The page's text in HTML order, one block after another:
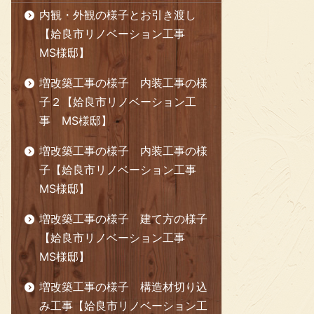
内観・外観の様子とお引き渡し
【姶良市リノベーション工事
ⅯS様邸】
増改築工事の様子 内装工事の様
子２【姶良市リノベーション工
事 MS様邸】
増改築工事の様子 内装工事の様
子【姶良市リノベーション工事
MS様邸】
増改築工事の様子 建て方の様子
【姶良市リノベーション工事
MS様邸】
増改築工事の様子 構造材切り込
み工事【姶良市リノベーション工